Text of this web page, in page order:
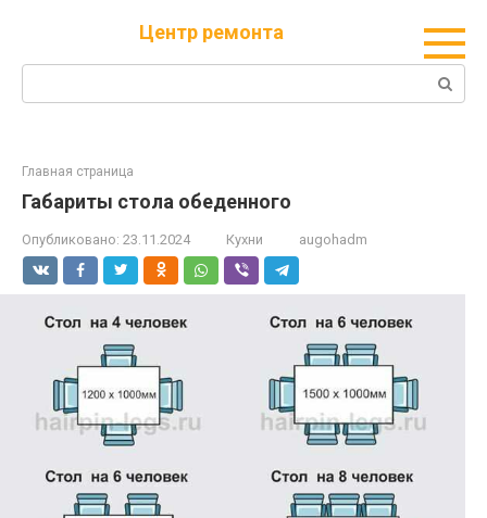
Центр ремонта
Поиск:
Главная страница
Габариты стола обеденного
Опубликовано: 23.11.2024 Кухни augohadm